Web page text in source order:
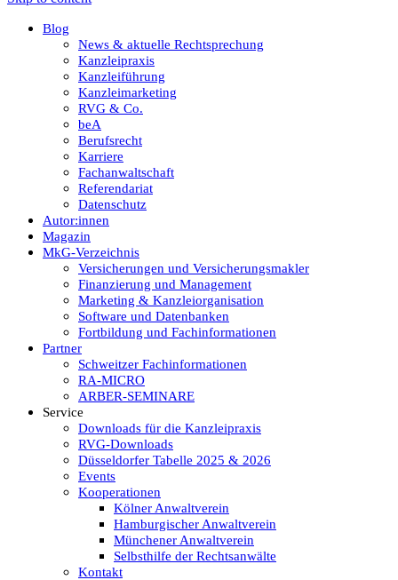
Blog
News & aktuelle Rechtsprechung
Kanzleipraxis
Kanzleiführung
Kanzleimarketing
RVG & Co.
beA
Berufsrecht
Karriere
Fachanwaltschaft
Referendariat
Datenschutz
Autor:innen
Magazin
MkG-Verzeichnis
Versicherungen und Versicherungsmakler
Finanzierung und Management
Marketing & Kanzleiorganisation
Software und Datenbanken
Fortbildung und Fachinformationen
Partner
Schweitzer Fachinformationen
RA-MICRO
ARBER-SEMINARE
Service
Downloads für die Kanzleipraxis
RVG-Downloads
Düsseldorfer Tabelle 2025 & 2026
Events
Kooperationen
Kölner Anwaltverein
Hamburgischer Anwaltverein
Münchener Anwaltverein
Selbsthilfe der Rechtsanwälte
Kontakt